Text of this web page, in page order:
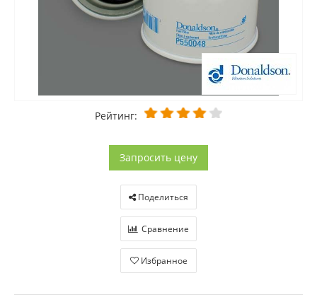
Рейтинг:
Запросить цену
Поделиться
Сравнение
Избранное